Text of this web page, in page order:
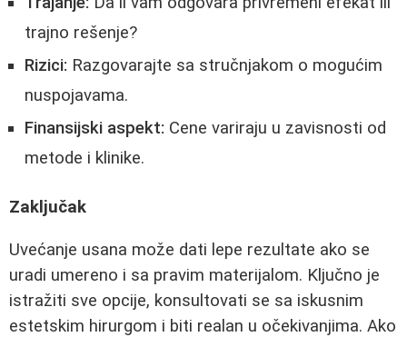
trajno rešenje?
Rizici: Razgovarajte sa stručnjakom o mogućim
nuspojavama.
Finansijski aspekt: Cene variraju u zavisnosti od
metode i klinike.
Zaključak
Uvećanje usana može dati lepe rezultate ako se
uradi umereno i sa pravim materijalom. Ključno je
istražiti sve opcije, konsultovati se sa iskusnim
estetskim hirurgom i biti realan u očekivanjima. Ako